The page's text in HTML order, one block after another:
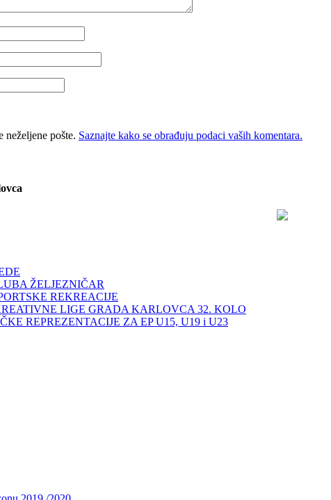
neželjene pošte. Saznajte kako se obrađuju podaci vaših komentara.
ŽELJEZNIČAR
REKREACIJE
LIGE GRADA KARLOVCA 32. KOLO
REPREZENTACIJE ZA EP U15, U19 i U23